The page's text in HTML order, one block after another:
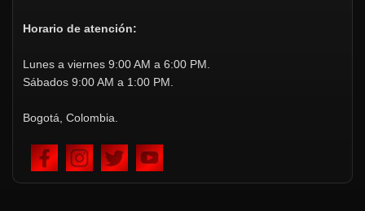
Horario de atención:
Lunes a viernes 9:00 AM a 6:00 PM.
Sábados 9:00 AM a 1:00 PM.
Bogotá, Colombia.